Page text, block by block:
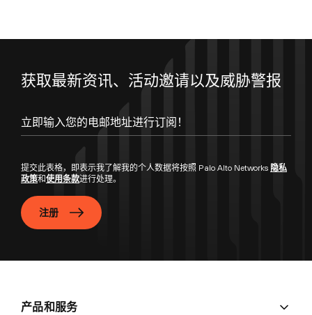
获取最新资讯、活动邀请以及威胁警报
提交此表格，即表示我了解我的个人数据将按照 Palo Alto Networks 隐私
政策和使用条款进行处理。
注册
产品和服务